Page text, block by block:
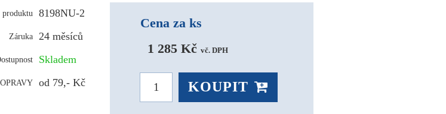
produktu 8198NU-2
Záruka 24 měsíců
Skladem
od 79,- Kč
Cena za ks
1 285 Kč vč. DPH
KOUPIT